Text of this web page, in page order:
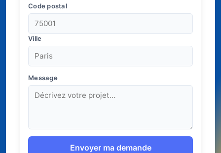
Code postal
Ville
Message
Envoyer ma demande